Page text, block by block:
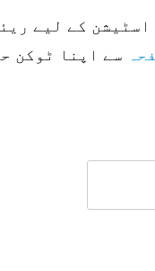
سے اپنا ٹوکن